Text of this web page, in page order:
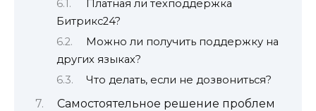
Платная ли техподдержка
Битрикс24?
Можно ли получить поддержку на
других языках?
Что делать, если не дозвониться?
Самостоятельное решение проблем